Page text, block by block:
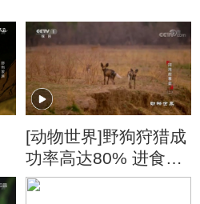
[动物世界]野狗狩猎成
功率高达80% 进食速
度惊人